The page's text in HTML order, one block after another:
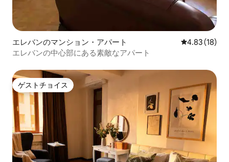
エレバンのマンション・アパート レビュー18
4.83 (18)
エレバンの中心部にある素敵なアパート
ゲストチョイス
ゲストチョイス